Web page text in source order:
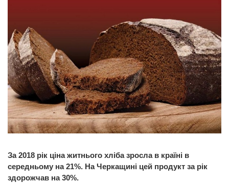
За 2018 рік ціна житнього хліба зросла в країні в
середньому на 21%. На Черкащині цей продукт за рік
здорожчав на 30%.